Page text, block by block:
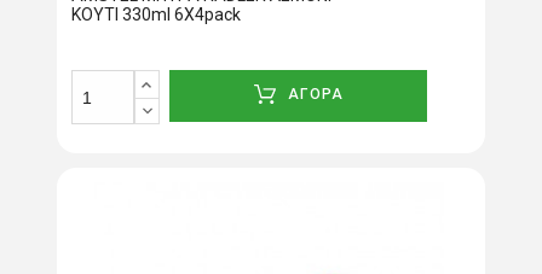
ΚΟΥΤΙ 330ml 6Χ4pack
ΑΓΟΡΑ